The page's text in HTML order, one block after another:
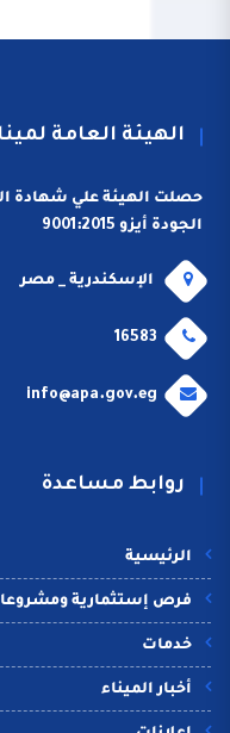
الهيئة العامة
حصلت الهيئة علي شهادة
الجودة أيزو 9001:2015
الإسكندرية _ مصر
16583
info@apa.gov.eg
روابط مساعدة
الرئيسية
فرص إستثمارية
خدمات
أخبار الميناء